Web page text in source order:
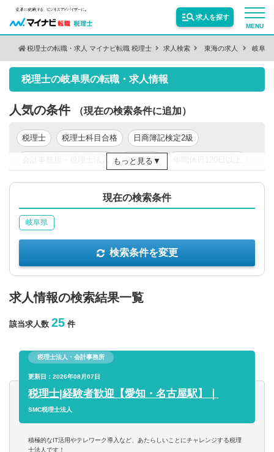
MENU
求人を探す
サービス紹介
転職お役立ち情報
業界情報
求人情報
税理士の転職・求人 マイナビ転職 税理士 求人検索 東海の求人 岐阜県
税理士の岐阜県の転職・求人情報
人気の条件 （現在の検索条件に追加）
税理士 税理士科目合格 日商簿記検定2級
未経験可
年収200万円以上 年収300万円以上 年収400万円以上
東京都 関東
もっと見る
求人情報の検索結果一覧
該当求人数 25 件
税理士法人・会計事務所
更新日：2026年08月07日
税理士|経験者歓迎【愛知・名古屋駅】｜
SMC税理士法人
積極的なIT活用やテレワーク導入など、あたらしいことにチャレンジする税理
士法人です！
現在の検索条件
岐阜県
検索条件を変更
保有資格 絞り込む
業種
従業員数
フリーワード